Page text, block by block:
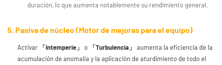
duración, lo que aumenta notablemente su rendimiento general.
5. Pasiva de núcleo (Motor de mejoras para el equipo)
Activar 「Intemperie」 o 「Turbulencia」
aumenta la eficiencia de la
acumulación de anomalía y la aplicación de aturdimiento de todo el